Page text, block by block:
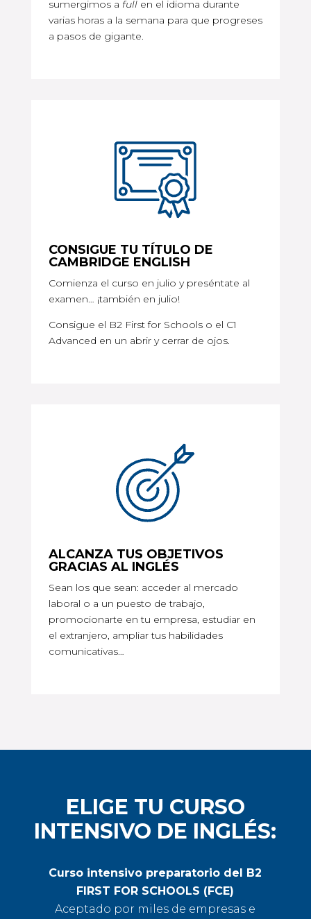
sumergimos a fullen el idioma durante
varias horas a la semana para que progreses
a pasos de gigante.
CONSIGUE TU TÍTULO DE
CAMBRIDGE ENGLISH
Comienza el curso en julio y preséntate al
examen… ¡también en julio!
Consigue el B2 First for Schools o el C1
Advanced en un abrir y cerrar de ojos.
ALCANZA TUS OBJETIVOS
GRACIAS AL INGLÉS
Sean los que sean: acceder al mercado
laboral o a un puesto de trabajo,
promocionarte en tu empresa, estudiar en
el extranjero, ampliar tus habilidades
comunicativas…
ELIGE TU CURSO
INTENSIVO DE INGLÉS:
Curso intensivo preparatorio del B2
FIRST FOR SCHOOLS (FCE)
Aceptado por miles de empresas e